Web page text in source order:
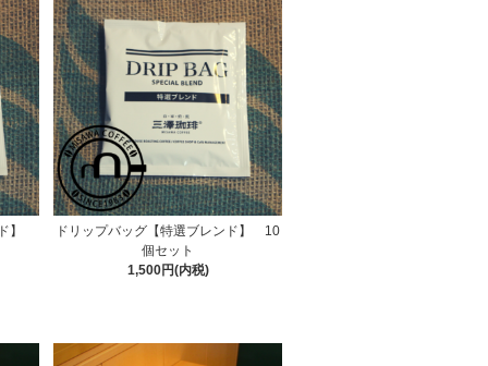
】
ドリップバッグ【特選ブレンド】 10
個セット
1,500円(内税)